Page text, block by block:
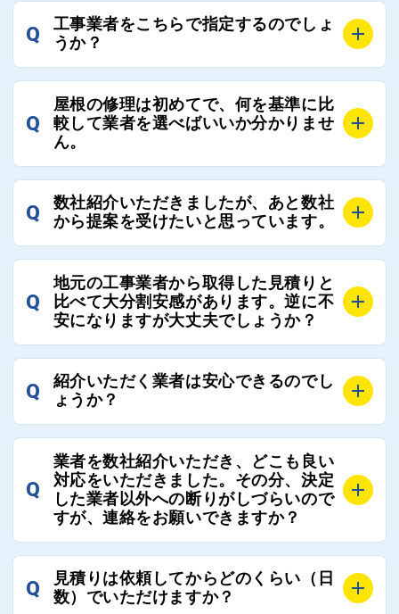
Q
工事業者をこちらで指定するのでしょ
うか？
お客様のご要望をお聞きし、条件に合った工事業者を
最大3社まで選定し、ご紹介いたします。
そのため、お客様に比較する業者を選定いただく必要
Q
屋根の修理は初めてで、何を基準に比
較して業者を選べばいいか分かりませ
ん。
選定基準はお客様によって異なりますが、価格はもち
ろんのこと、実績面や保証面、担当者の人柄や社歴、
し、総合的に判断ください。
また、選定に迷った際などは屋根コネクト事務局へご
連絡いただければ、お客様の屋根修理を全面的にフォ
ローさせていただきます。お気軽にご相談ください。
Q
数社紹介いただきましたが、あと数社
から提案を受けたいと思っています。
全国300社以上の登録業者がございますので、プラス
でご紹介の要望をいただければ、即時屋根コネクトに
て対応させていただきます。お気軽にお申し付けくだ
Q
地元の工事業者から取得した見積りと
比べて大分割安感があります。逆に不
安になりますが大丈夫でしょうか？
残念ながら、リフォーム業界は費用の内訳に不透明な
部分が多く、一見同じ工事でも１００万円以上の差が
屋根コネクトではそのような不安を抱えてしまう屋根
の修理において、適正で公正な工事業者選びのお手伝
いをさせていただくサイトでございます。
まだまだそのような業界だからこそ比較が重要になり
ますので、是非屋根コネクトを活用ください。
Q
紹介いただく業者は安心できるのでし
ょうか？
屋根コネクトでは、お客様の安心を支える「優良工事
業者チェック制度」を設けております。
屋根コネクトにて定期的にお客様アンケートを実施
し、そこで評価の低かった業者は事実確認の上で、屋
根コネクトの判断により即時登録を解除できる契約と
優良業者のみをご紹介できる体制により、お客様の安
心と信頼を維持しております。
Q
業者を数社紹介いただき、どこも良い
対応をいただきました。その分、決定
した業者以外への断りがしづらいので
すが、連絡をお願いできますか？
屋根コネクトにお任せください。屋根コネクトでは、
工事業者へのお断りも無料で代行しております。
Q
見積りは依頼してからどのくらい（日
数）でいただけますか？